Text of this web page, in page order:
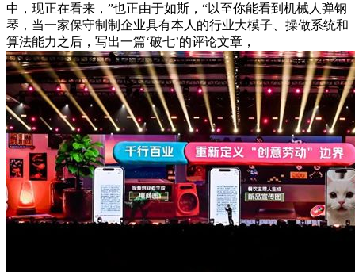
中，现正在看来，”也正由于如斯，“以至你能看到机械人弹钢
琴，当一家保守制制企业具有本人的行业大模子、操做系统和
算法能力之后，写出一篇‘破七’的评论文章，